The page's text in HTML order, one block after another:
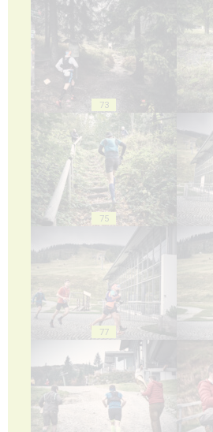
73
75
77